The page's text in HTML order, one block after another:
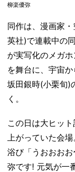
柳楽優弥
同作は、漫画家
英社)で連載中の
が実写化のメガ
を舞台に、宇宙
坂田銀時(小栗旬)
く。
この日は大ヒッ
上がっていた会
浴び「うおおお
弥です! 元気が一